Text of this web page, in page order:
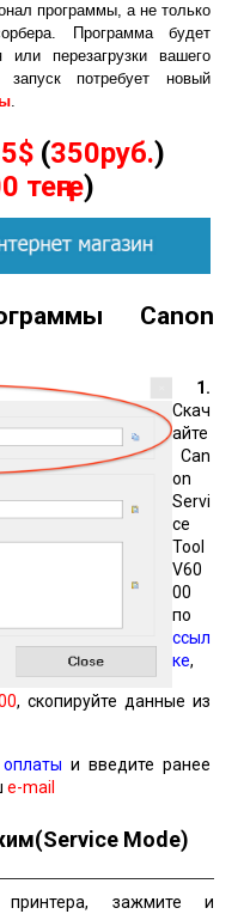
программы, а не только
Программа будет
перезагрузки вашего
потребует новый
.
5$ (350руб.)
теңге)
Canon
1.
Скач
айте
Can
on
Servi
ce
Tool
V60
00
по
ссыл
ке,
, скопируйте данные из
и введите ранее
e-mail
Mode)
зажмите и